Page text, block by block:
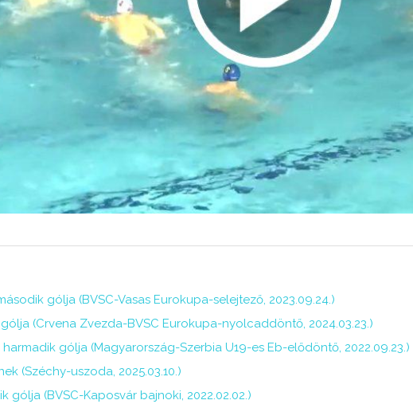
gólja (BVSC-Vasas Eurokupa-selejtező, 2023.09.24.)
(Crvena Zvezda-BVSC Eurokupa-nyolcaddöntő, 2024.03.23.)
harmadik gólja (Magyarország-Szerbia U19-es Eb-elődöntő, 2022.09.23.)
(Széchy-uszoda, 2025.03.10.)
gólja (BVSC-Kaposvár bajnoki, 2022.02.02.)